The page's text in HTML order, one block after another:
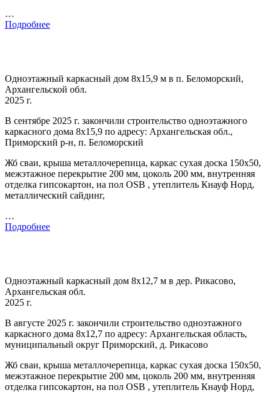
…
Подробнее
Одноэтажный каркасный дом 8х15,9 м в п. Беломорский,
Архангельской обл.
2025 г.
В сентябре 2025 г. закончили строительство одноэтажного
каркасного дома 8х15,9 по адресу: Архангельская обл.,
Приморский р-н, п. Беломорский
Жб сваи, крыша металлочерепица, каркас сухая доска 150х50,
межэтажное перекрытие 200 мм, цоколь 200 мм, внутренняя
отделка гипсокартон, на пол OSB , утеплитель Кнауф Норд,
металлический сайдинг,
…
Подробнее
Одноэтажный каркасный дом 8х12,7 м в дер. Рикасово,
Архангельская обл.
2025 г.
В августе 2025 г. закончили строительство одноэтажного
каркасного дома 8х12,7 по адресу: Архангельская область,
муниципальный округ Приморский, д. Рикасово
Жб сваи, крыша металлочерепица, каркас сухая доска 150х50,
межэтажное перекрытие 200 мм, цоколь 200 мм, внутренняя
отделка гипсокартон, на пол OSB , утеплитель Кнауф Норд,